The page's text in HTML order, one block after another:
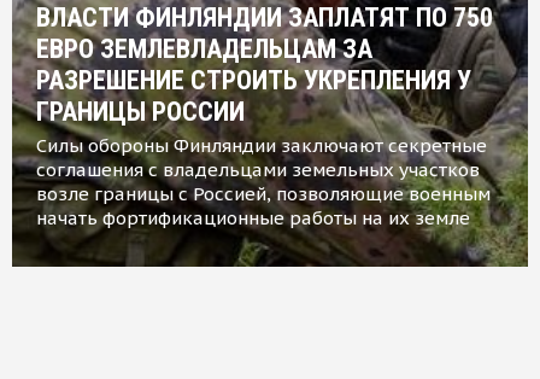
ВЛАСТИ ФИНЛЯНДИИ ЗАПЛАТЯТ ПО 750
ЕВРО ЗЕМЛЕВЛАДЕЛЬЦАМ ЗА
РАЗРЕШЕНИЕ СТРОИТЬ УКРЕПЛЕНИЯ У
ГРАНИЦЫ РОССИИ
Силы обороны Финляндии заключают секретные
соглашения с владельцами земельных участков
возле границы с Россией, позволяющие военным
начать фортификационные работы на их земле